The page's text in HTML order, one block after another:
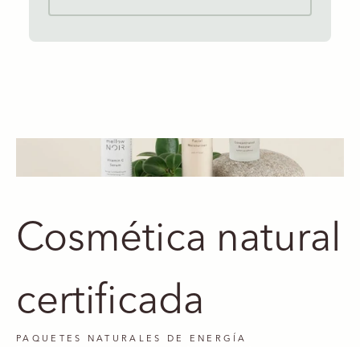
Cosmética natural
certificada
PAQUETES NATURALES DE ENERGÍA